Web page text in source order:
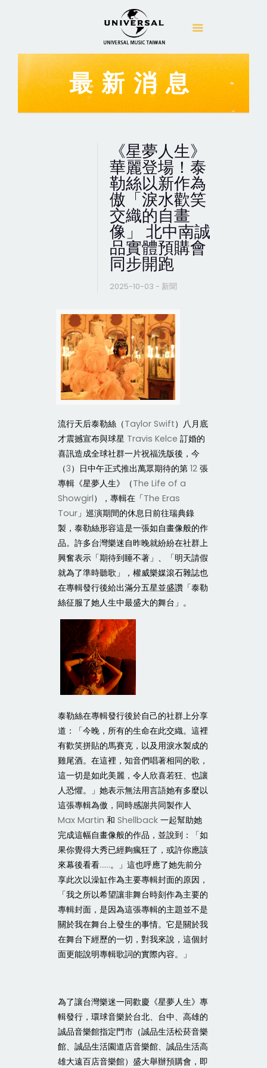
最新消息
《星夢人生》
華麗登場！泰
勒絲以新作為
傲「淚水歡笑
交織的自畫
像」 北中南誠
品實體預購會
同步開跑
2025-10-03 - 新聞
流行天后泰勒絲（Taylor Swift）八月底
才震撼宣布與球星Travis Kelce 訂婚的
喜訊造成全球社群一片祝福洗版後，今
（3）日中午正式推出萬眾期待的第12 張
專輯《星夢人生》（The Life of a
Showgirl），專輯在「The Eras
Tour」巡演期間的休息日前往瑞典錄
製，泰勒絲形容這是一張如自畫像般的作
品。許多台灣樂迷自昨晚就紛紛在社群上
興奮表示「期待到睡不著」、「明天請假
就為了準時聽歌」，權威樂媒滾石雜誌也
在專輯發行後給出滿分五星並盛讚「泰勒
絲征服了她人生中最盛大的舞台」。
泰勒絲在專輯發行後於自己的社群上分享
道：「今晚，所有的生命在此交織。這裡
有歡笑拼貼的馬賽克，以及用淚水製成的
雞尾酒。在這裡，知音們唱著相同的歌，
這一切是如此美麗，令人欣喜若狂、也讓
人恐懼。」她表示無法用言語她有多麼以
這張專輯為傲，同時感謝共同製作人
Max Martin 和 Shellback 一起幫助她
完成這幅自畫像般的作品，並說到：「如
果你覺得大秀已經夠瘋狂了，或許你應該
來幕後看看……。」這也呼應了她先前分
享此次以澡缸作為主要專輯封面的原因，
「我之所以希望讓非舞台時刻作為主要的
專輯封面，是因為這張專輯的主題並不是
關於我在舞台上發生的事情。它是關於我
在舞台下經歷的一切，對我來說，這個封
面更能說明專輯歌詞的實際內容。」
為了讓台灣樂迷一同歡慶《星夢人生》專
輯發行，環球音樂於台北、台中、高雄的
誠品音樂館指定門市（誠品生活松菸音樂
館、誠品生活園道店音樂館、誠品生活高
雄大遠百店音樂館）盛大舉辦預購會，即